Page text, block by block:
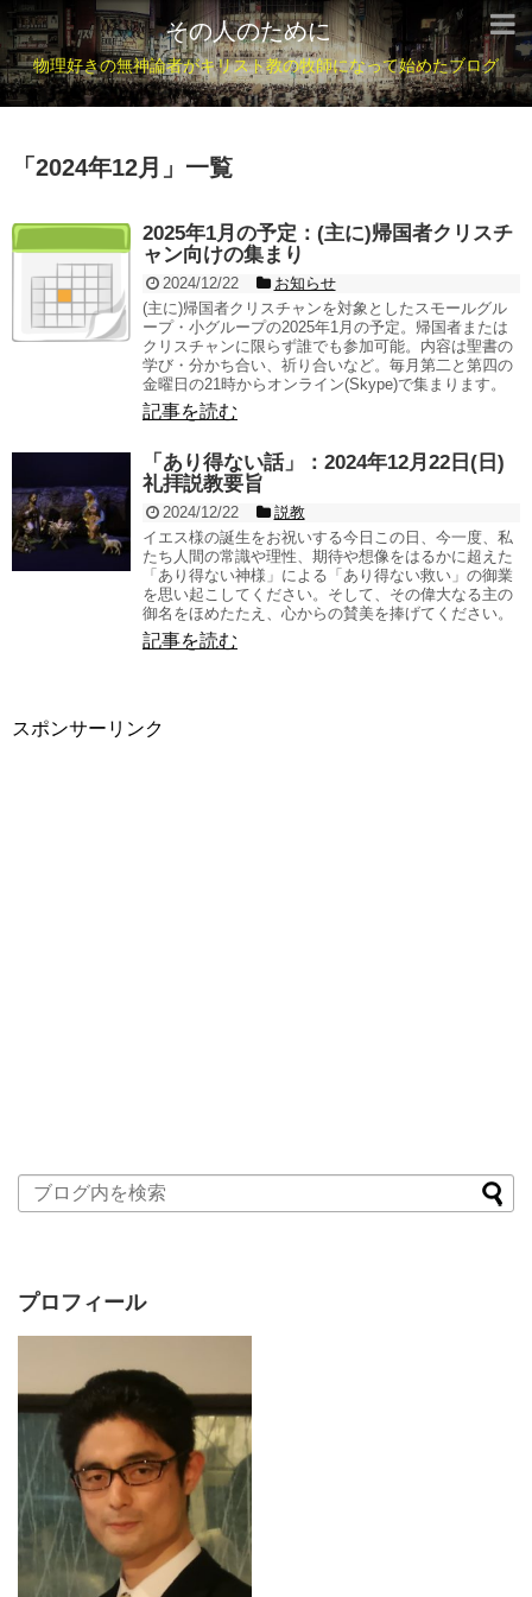
その人のために
物理好きの無神論者がキリスト教の牧師になって始めたブログ
「 2024年12月 」 一覧
2025年1月の予定：(主に)帰国者クリスチ
ャン向けの集まり
2024/12/22
お知らせ
(主に)帰国者クリスチャンを対象としたスモールグル
ープ・小グループの2025年1月の予定。帰国者または
クリスチャンに限らず誰でも参加可能。内容は聖書の
学び・分かち合い、祈り合いなど。毎月第二と第四の
金曜日の21時からオンライン(Skype)で集まります。
記事を読む
「あり得ない話」：2024年12月22日(日)
礼拝説教要旨
2024/12/22
説教
イエス様の誕生をお祝いする今日この日、今一度、私
たち人間の常識や理性、期待や想像をはるかに超えた
「あり得ない神様」による「あり得ない救い」の御業
を思い起こしてください。そして、その偉大なる主の
御名をほめたたえ、心からの賛美を捧げてください。
記事を読む
スポンサーリンク
プロフィール